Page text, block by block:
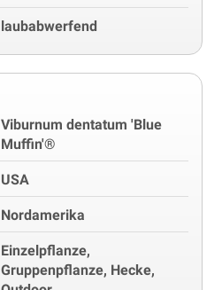
laubabwerfend
Viburnum dentatum 'Blue
Muffin'®
USA
Nordamerika
Einzelpflanze,
Gruppenpflanze, Hecke,